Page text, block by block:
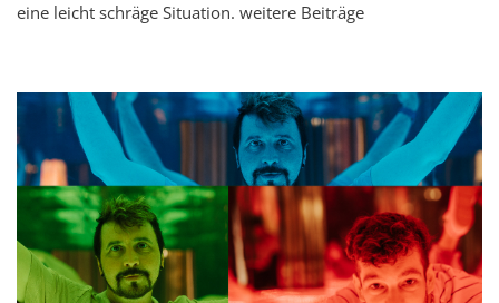
eine leicht schräge Situation. weitere Beiträge